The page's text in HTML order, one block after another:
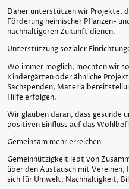
Daher unterstützen wir Projekte,
Förderung heimischer Pflanzen-
nachhaltigeren Zukunft dienen.
Unterstützung sozialer
Wo immer möglich, möchten wir
Kindergärten oder ähnliche
Sachspenden,
Hilfe erfolgen.
Wir glauben daran, dass gesunde
positiven Einfluss auf das
Gemeinsam mehr erreichen
Gemeinnützigkeit lebt von
über den Austausch mit
sich für Umwelt, Nachhaltigkeit,